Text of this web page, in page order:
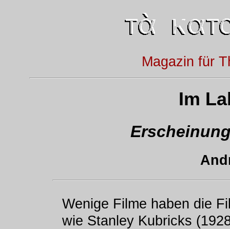
Magazin für
Im
Wenige Filme haben die
wie Stanley Kubricks